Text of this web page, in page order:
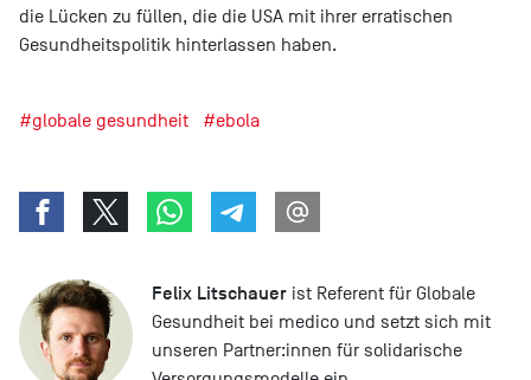
die Lücken zu füllen, die die USA mit ihrer erratischen
Gesundheitspolitik hinterlassen haben.
#globale gesundheit #ebola
Felix Litschauer ist Referent für Globale
Gesundheit bei medico und setzt sich mit
unseren Partner:innen für solidarische